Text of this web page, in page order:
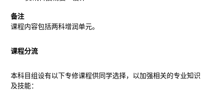
备注
课程内容包括两科增润单元。
课程分流
本科目组设有以下专修课程供同学选择，以加强相关的专业知识
及技能：